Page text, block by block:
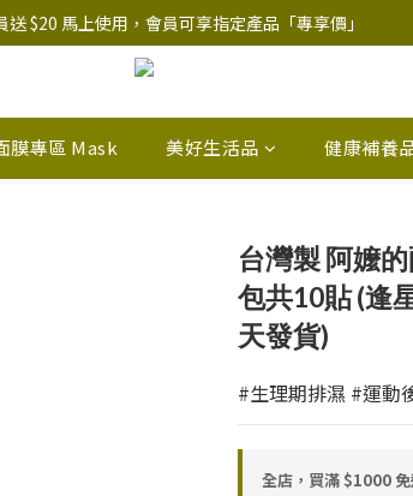
送 $20 馬上使用，會員可享指定產品「​專享價」
送 $20 馬上使用，會員可享指定產品「​專享價」
B.Y.O.B Mask Collection 任選優惠: 4件9折
送 $20 馬上使用，會員可享指定產品「​專享價」
膜專區 Mask 美好生活品 健康補養
台灣製 阿嬤
包共10貼 (逢
天發貨)
#生理期排濕 #運動
全店，買滿 $1000